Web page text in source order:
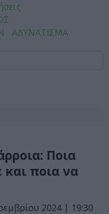
ΑΔΥΝΑΤΙΣΜΑ
Ποια
ποια να
2024 | 19:30